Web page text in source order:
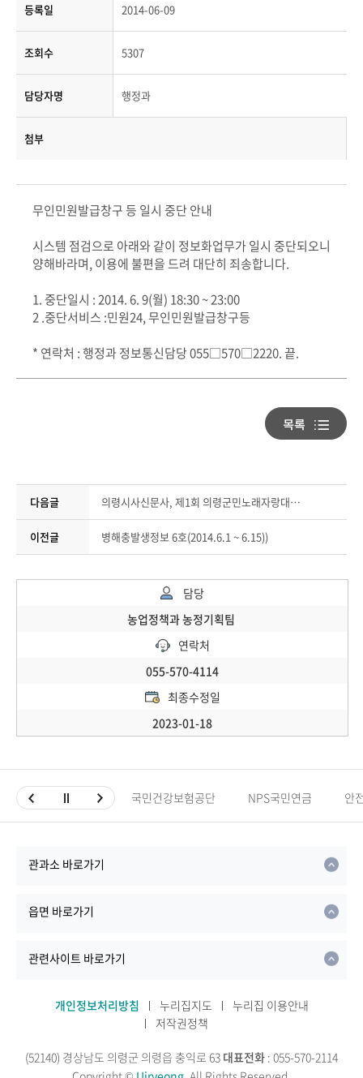
등록일 2014-06-09
조회수 5307
담당자명 행정과
첨부
무인민원발급창구 등 일시 중단 안내
시스템 점검으로 아래와 같이 정보화업무가 일시 중단되오니
양해바라며, 이용에 불편을 드려 대단히 죄송합니다.
1. 중단일시 : 2014. 6. 9(월) 18:30 ~ 23:00
2 .중단서비스 :민원24, 무인민원발급창구등
* 연락처 : 행정과 정보통신담당 055□570□2220. 끝.
다음글 의령시사신문사, 제1회 의령군민노래자랑대회 주최
이전글 병해충발생정보 6호(2014.6.1 ~ 6.15))
담당
농업정책과 농정기획팀
연락처
055-570-4114
최종수정일
2023-01-18
국민건강보험공단 NPS국민연금 안
관과소 바로가기
읍면 바로가기
관련사이트 바로가기
개인정보처리방침 누리집지도
누리집 이용안내
저작권정책
(52140) 경상남도 의령군 의령읍 충익로 63 대표전화 : 055-570-2114